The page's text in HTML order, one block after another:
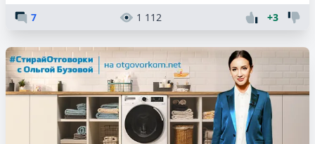
7 1 112 +3